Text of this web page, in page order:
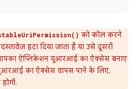
को कॉल करने
हटा दिया जाता है या उसे दूसरी
ऐप्लिकेशन यूआरआई का ऐक्सेस बनाए
का ऐक्सेस वापस पाने के लिए,